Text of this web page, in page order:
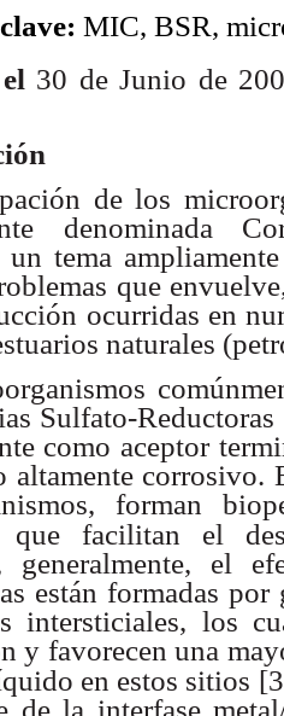
MIC, BSR,
30 de Junio de
de los
denominada
tema
que
ocurridas en
naturales
Sulfato-
como aceptor
altamente corrosivo.
forman
que facilitan el
generalmente, el
están formadas por
intersticiales, los
y favorecenuna
en estos sitios
dela interfase